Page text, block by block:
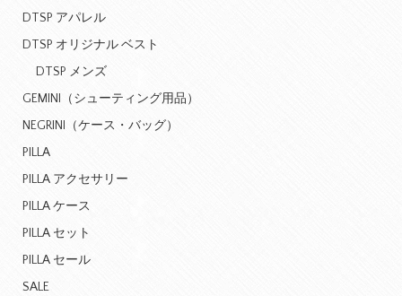
DTSP アパレル
DTSP オリジナル ベスト
DTSP メンズ
GEMINI（シューティング用品）
NEGRINI（ケース・バッグ）
PILLA
PILLA アクセサリー
PILLA ケース
PILLA セット
PILLA セール
SALE